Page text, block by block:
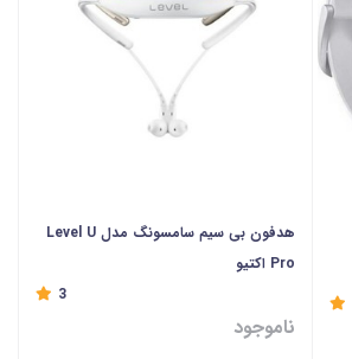
هدفون بی سیم سامسونگ مدل Level U
Pro اکتیو
3
ناموجود